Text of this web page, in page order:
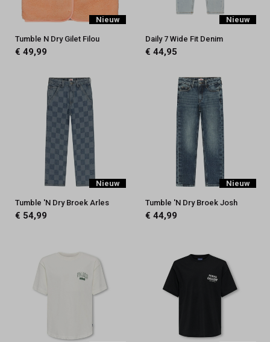
Nieuw
Tumble N Dry Gilet Filou
€ 49,99
Nieuw
Daily 7 Wide Fit Denim
€ 44,95
Nieuw
Tumble 'N Dry Broek Arles
€ 54,99
Nieuw
Tumble 'N Dry Broek Josh
€ 44,99